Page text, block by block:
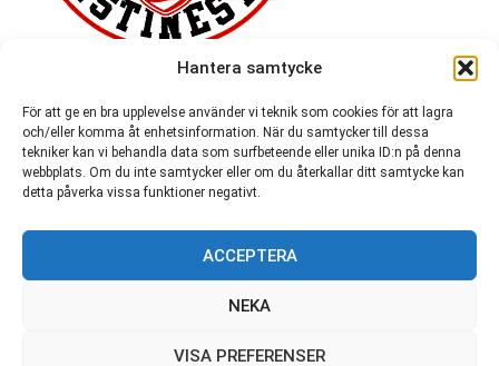
Hantera samtycke
För att ge en bra upplevelse använder vi teknik som cookies för att lagra
och/eller komma åt enhetsinformation. När du samtycker till dessa
tekniker kan vi behandla data som surfbeteende eller unika ID:n på denna
webbplats. Om du inte samtycker eller om du återkallar ditt samtycke kan
detta påverka vissa funktioner negativt.
ACCEPTERA
NEKA
VISA PREFERENSER